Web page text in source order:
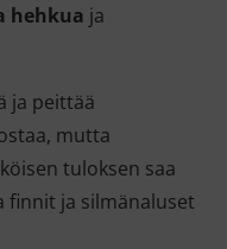
hehkua ja
ja peittää
mutta
tuloksen saa
finnit ja silmänaluset